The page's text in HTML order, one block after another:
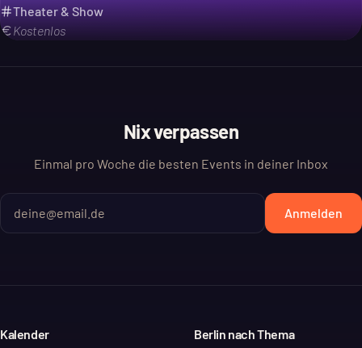
Theater & Show
Kostenlos
Nix verpassen
Einmal pro Woche die besten Events in deiner Inbox
Anmelden
Kalender Berlin nach Thema